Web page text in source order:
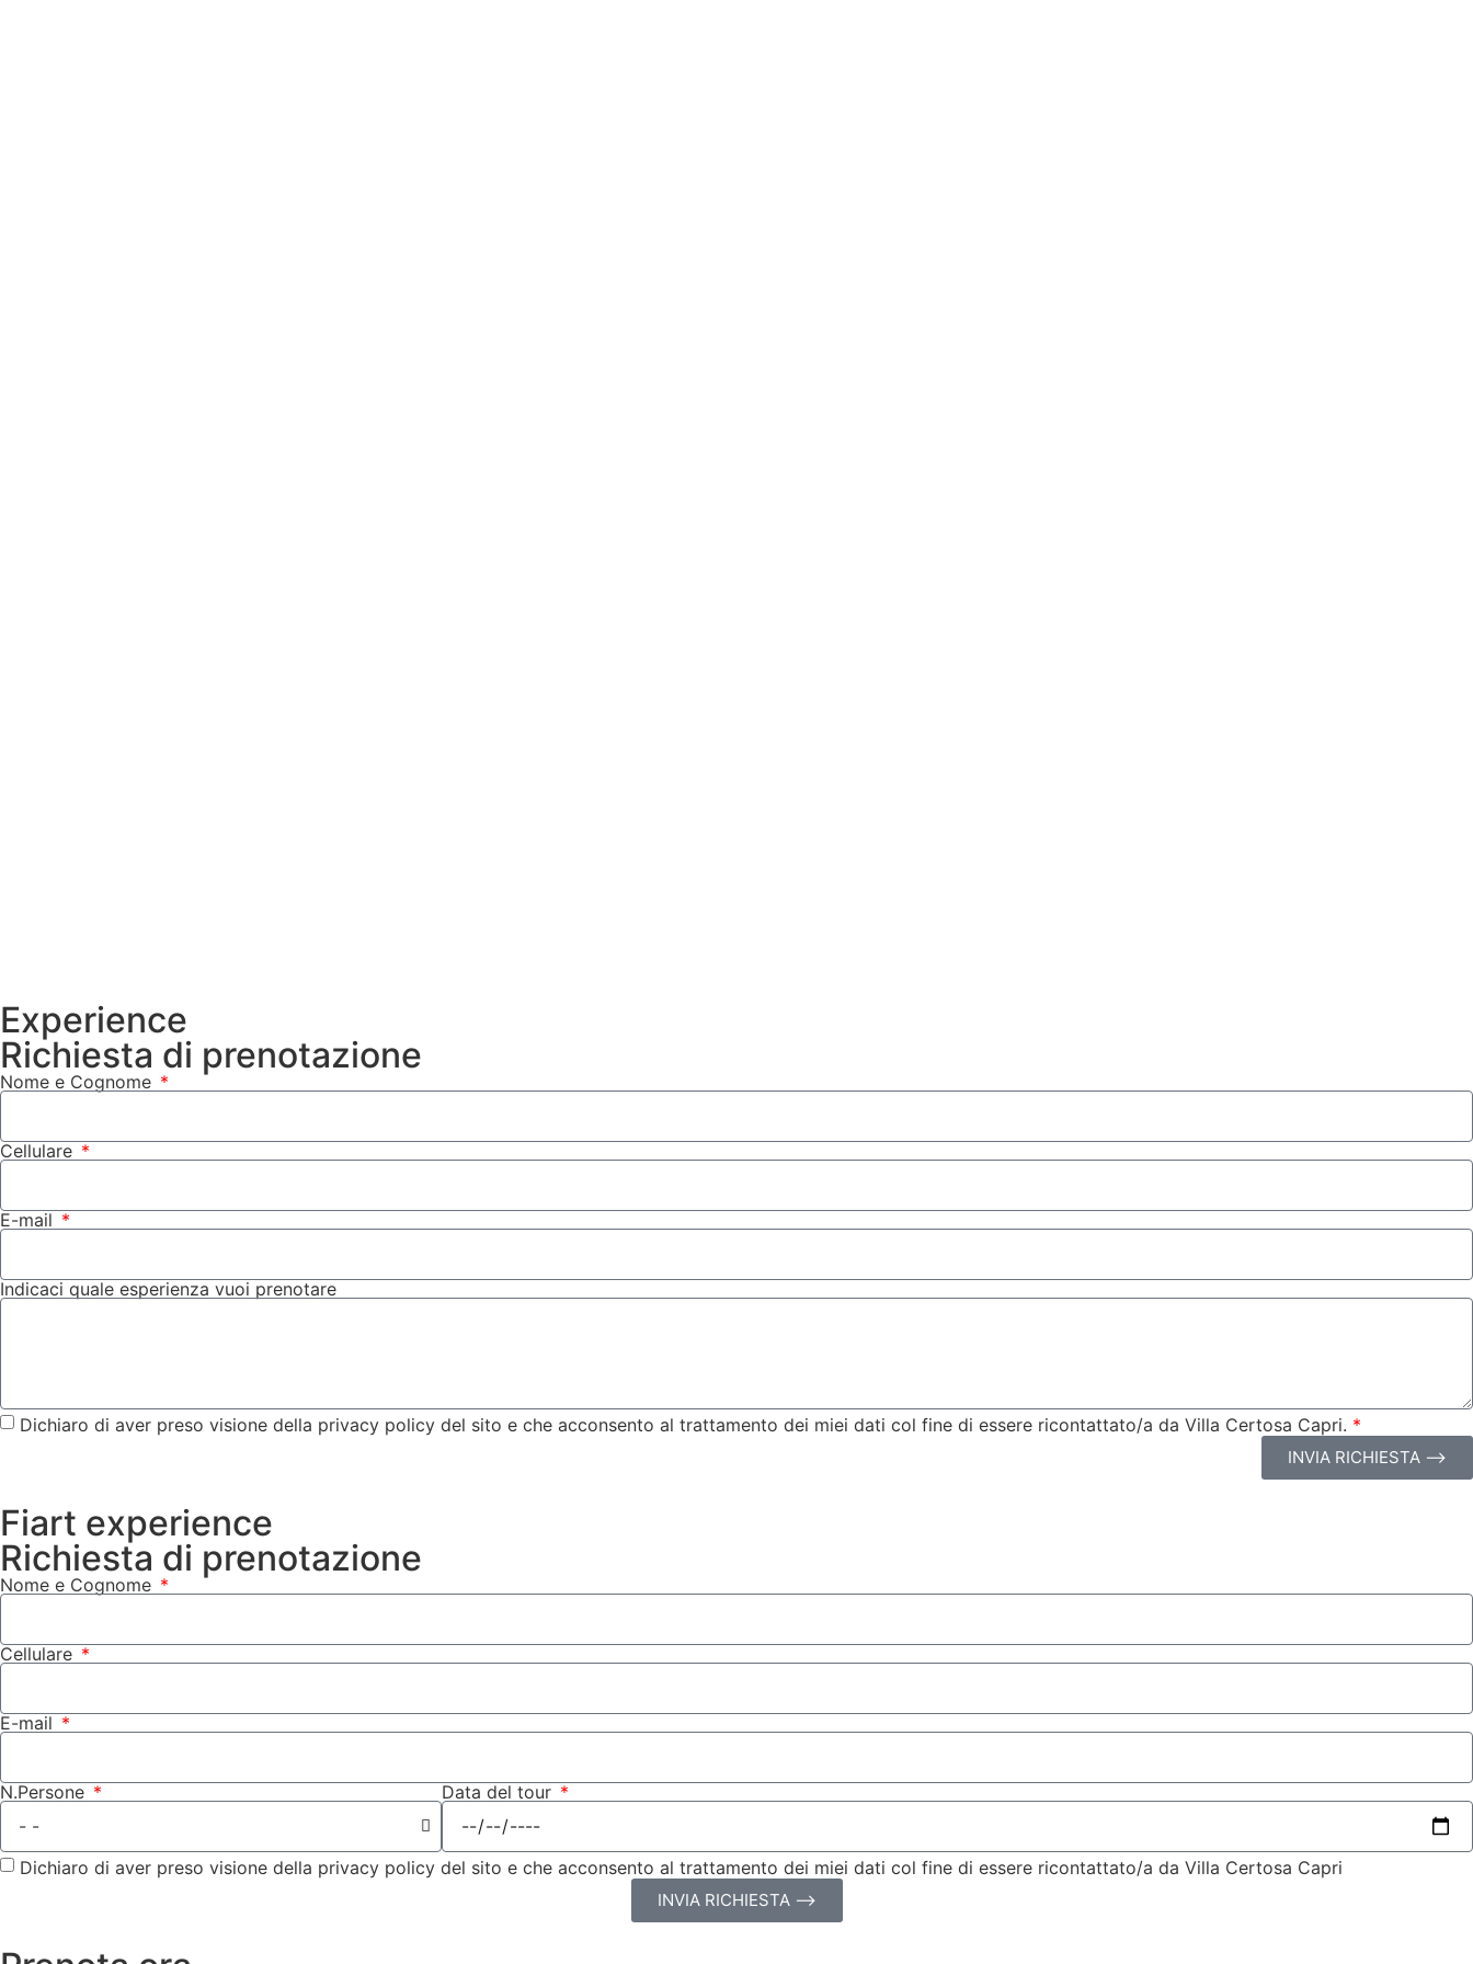
Experience
Richiesta di prenotazione
Nome e Cognome
Cellulare
E-mail
Indicaci quale esperienza vuoi prenotare
Dichiaro di aver preso visione della privacy policy del sito e che acconsento al trattamento dei miei dati col fine di essere ricontattato/a da Villa Certosa Capri. *
INVIA RICHIESTA ⟶
Fiart experience
Richiesta di prenotazione
Nome e Cognome
Cellulare
E-mail
N.Persone Data del tour
Dichiaro di aver preso visione della privacy policy del sito e che acconsento al trattamento dei miei dati col fine di essere ricontattato/a da Villa Certosa Capri
INVIA RICHIESTA ⟶